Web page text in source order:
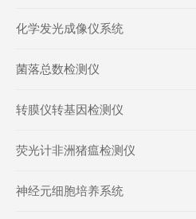
化学发光成像仪系统
菌落总数检测仪
转膜仪转基因检测仪
荧光计非洲猪瘟检测仪
神经元细胞培养系统